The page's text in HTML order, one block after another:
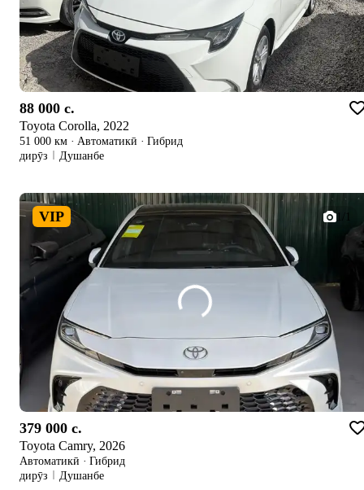
88 000 c.
Toyota Corolla, 2022
51 000 км · Автоматикӣ · Гибрид
дирӯз
Душанбе
VIP
379 000 c.
Toyota Camry, 2026
Автоматикӣ · Гибрид
дирӯз
Душанбе